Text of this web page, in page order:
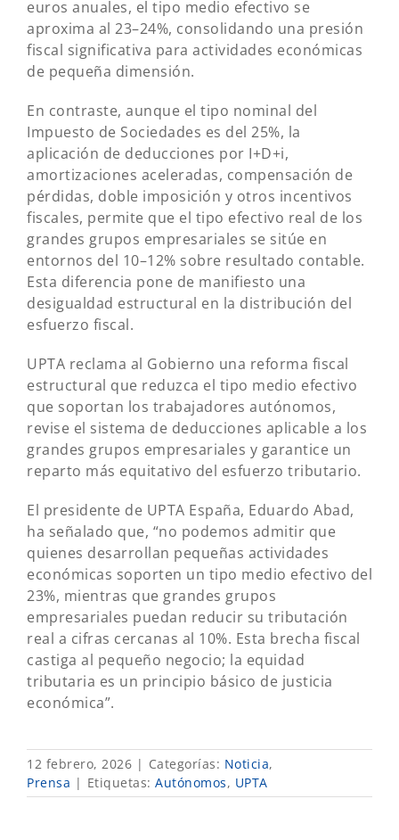
euros anuales, el tipo medio efectivo se
aproxima al 23–24%, consolidando una presión
fiscal significativa para actividades económicas
de pequeña dimensión.
En contraste, aunque el tipo nominal del
Impuesto de Sociedades es del 25%, la
aplicación de deducciones por I+D+i,
amortizaciones aceleradas, compensación de
pérdidas, doble imposición y otros incentivos
fiscales, permite que el tipo efectivo real de los
grandes grupos empresariales se sitúe en
entornos del 10–12% sobre resultado contable.
Esta diferencia pone de manifiesto una
desigualdad estructural en la distribución del
esfuerzo fiscal.
UPTA reclama al Gobierno una reforma fiscal
estructural que reduzca el tipo medio efectivo
que soportan los trabajadores autónomos,
revise el sistema de deducciones aplicable a los
grandes grupos empresariales y garantice un
reparto más equitativo del esfuerzo tributario.
El presidente de UPTA España, Eduardo Abad,
ha señalado que, “no podemos admitir que
quienes desarrollan pequeñas actividades
económicas soporten un tipo medio efectivo del
23%, mientras que grandes grupos
empresariales puedan reducir su tributación
real a cifras cercanas al 10%. Esta brecha fiscal
castiga al pequeño negocio; la equidad
tributaria es un principio básico de justicia
económica”.
12 febrero, 2026 | Categorías: Noticia,
Prensa | Etiquetas: Autónomos, UPTA